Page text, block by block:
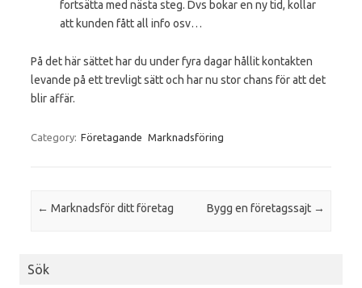
fortsätta med nästa steg. Dvs bokar en ny tid, kollar
att kunden fått all info osv…
På det här sättet har du under fyra dagar hållit kontakten
levande på ett trevligt sätt och har nu stor chans för att det
blir affär.
Category: Företagande Marknadsföring
Post navigation
← Marknadsför ditt företag Bygg en företagssajt →
Sök